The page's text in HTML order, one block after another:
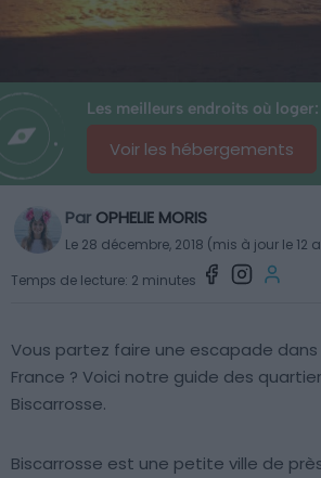
Les meilleurs endroits où
Voir les hébergements
Par OPHELIE MORIS
Le 28 décembre, 2018 (mis à jour le 12
Temps de lecture: 2 minutes
Vous partez faire une escapade
France ? Voici notre guide des
Biscarrosse.
Biscarrosse est une petite ville de